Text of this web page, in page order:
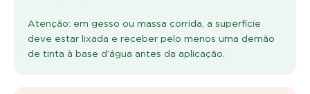
Atenção: em gesso ou massa corrida, a superfície
deve estar lixada e receber pelo menos uma demão
de tinta à base d’água antes da aplicação.